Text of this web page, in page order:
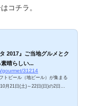
コチラ。
2017』ご当地グルメとク
晴らしい...
gourmet/31214
トビール（地ビール）が集まる
月21日(土)～22日(日)の2日間